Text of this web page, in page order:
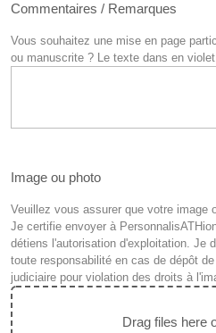
Commentaires / Remarques
Vous souhaitez une mise en page
ou manuscrite ? Le texte dans en
Image ou photo
Veuillez vous assurer que votre image
Je certifie envoyer à
détiens l'autorisation d'exploitation. Je
toute responsabilité en cas de dépôt
judiciaire pour violation des droits à
Drag files here